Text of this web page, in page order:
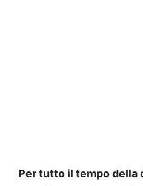
Per tutto il tempo della